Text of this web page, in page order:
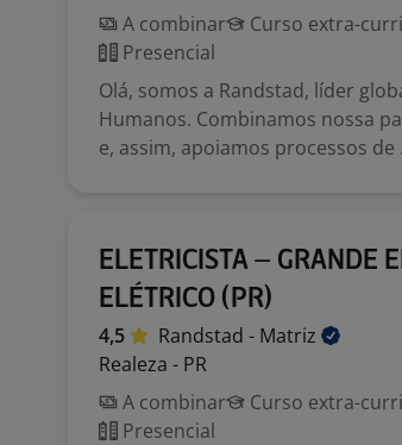
A combinar
Curso extra-
Presencial
Olá, somos a Randstad, líder
Humanos. Combinamos nossa
e, assim, apoiamos processos de
ELETRICISTA – GRANDE
ELÉTRICO (PR)
4,5 Randstad - Matriz
Realeza - PR
A combinar
Curso extra-
Presencial